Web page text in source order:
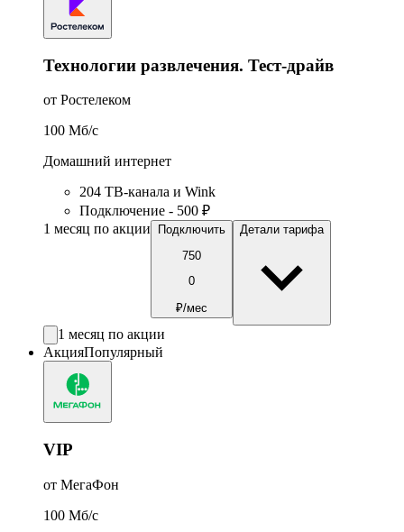
Технологии развлечения. Тест-драйв
от Ростелеком
100 Мб/c
Домашний интернет
204 ТВ-канала и Wink
Подключение - 500 ₽
1 месяц по акции
Подключить
750
0
₽/мес
Детали тарифа
1 месяц по акции
АкцияПопулярный
VIP
от МегаФон
100 Мб/c